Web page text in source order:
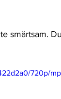
720p/